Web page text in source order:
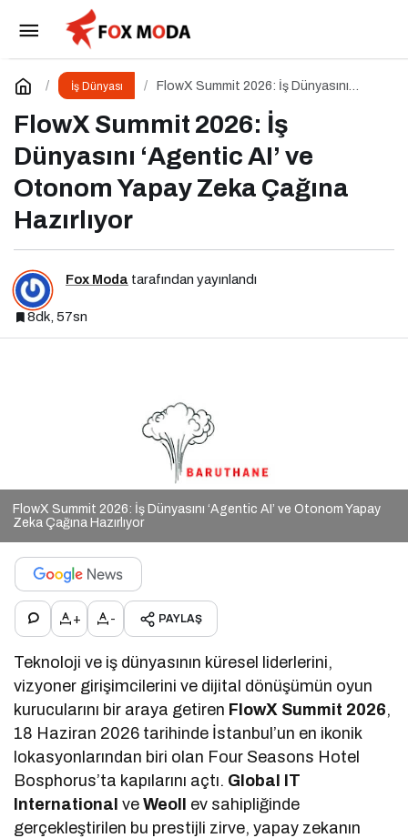
İş Dünyası
FlowX Summit 2026: İş Dünyasını
Çağına Hazırlıyor
FlowX Summit 2026: İş
Dünyasını ‘Agentic AI’ ve
Otonom Yapay Zeka Çağına
Hazırlıyor
Fox Moda tarafından yayınlandı
8dk, 57sn
FlowX Summit 2026: İş Dünyasını ‘Agentic AI’ ve Otonom Yapay
Zeka Çağına Hazırlıyor
+ - PAYLAŞ
Teknoloji ve iş dünyasının küresel liderlerini,
vizyoner girişimcilerini ve dijital dönüşümün oyun
kurucularını bir araya getiren FlowX Summit 2026,
18 Haziran 2026 tarihinde İstanbul’un en ikonik
lokasyonlarından biri olan Four Seasons Hotel
Bosphorus’ta kapılarını açtı. Global IT
International veWeoll ev sahipliğinde
gerçekleştirilen bu prestijli zirve, yapay zekanın
Başarsoft Teknoloji Günü 2026 Gerçekleşti
Yorum Yap